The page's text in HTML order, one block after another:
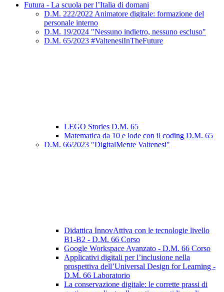
Futura - La scuola per l’Italia di domani
D.M. 222/2022 Animatore digitale: formazione del
personale interno
D.M. 19/2024 "Nessuno indietro, nessuno escluso"
D.M. 65/2023 #ValtenesiInTheFuture
LEGO Stories D.M. 65
Matematica da 10 e lode con il coding D.M. 65
D.M. 66/2023 "DigitalMente Valtenesi"
Didattica InnovAttiva con le tecnologie livello
B1-B2 - D.M. 66 Corso
Google Workspace Avanzato - D.M. 66 Corso
Applicativi digitali per l’inclusione nella
prospettiva dell’Universal Design for Learning -
D.M. 66 Laboratorio
La conservazione digitale: le corrette prassi di